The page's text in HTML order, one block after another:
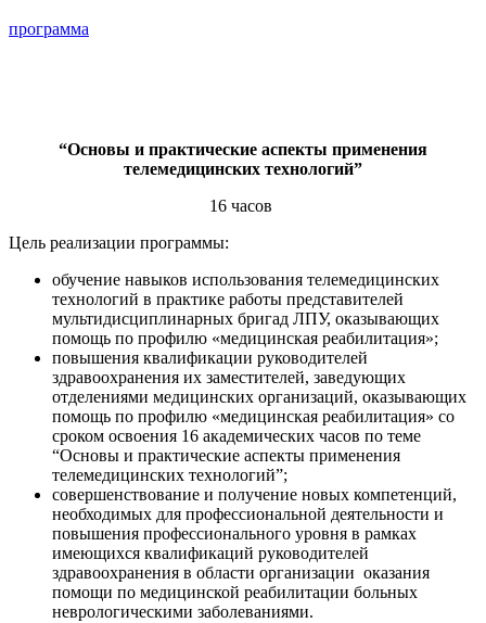
программа
“Основы и практические аспекты применения
телемедицинских технологий”
16 часов
Цель реализации программы:
обучение навыков использования телемедицинских
технологий в практике работы представителей
мультидисциплинарных бригад ЛПУ, оказывающих
помощь по профилю «медицинская реабилитация»;
повышения квалификации руководителей
здравоохранения их заместителей, заведующих
отделениями медицинских организаций, оказывающих
помощь по профилю «медицинская реабилитация» со
сроком освоения 16 академических часов по теме
“Основы и практические аспекты применения
телемедицинских технологий”;
совершенствование и получение новых компетенций,
необходимых для профессиональной деятельности и
повышения профессионального уровня в рамках
имеющихся квалификаций руководителей
здравоохранения в области организации оказания
помощи по медицинской реабилитации больных
неврологическими заболеваниями.